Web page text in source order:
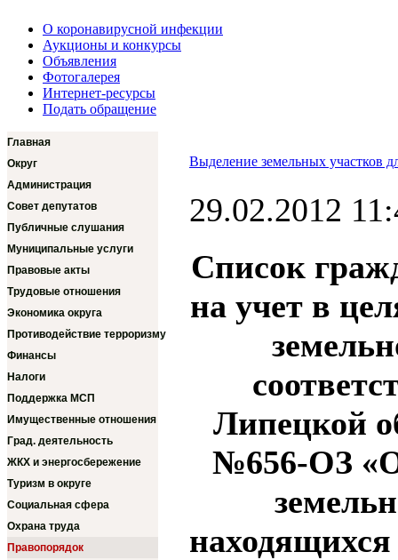
О коронавирусной инфекции
Аукционы и конкурсы
Объявления
Фотогалерея
Интернет-ресурсы
Подать обращение
Главная
Округ
Администрация
Совет депутатов
Публичные слушания
Муниципальные услуги
Правовые акты
Трудовые отношения
Экономика округа
Противодействие терроризму
Финансы
Налоги
Поддержка МСП
Имущественные отношения
Град. деятельность
ЖКХ и энергосбережение
Туризм в округе
Социальная сфера
Охрана труда
Правопорядок
Выделение земельных участков
29.02.2012
Список
на учет в
Липецкой
№656-ОЗ «О
находящихся